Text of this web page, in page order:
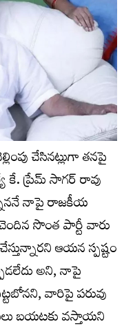
చేసినట్లుగా తనపై
కే. ప్రేమ్ సాగర్ రావు
నాపై రాజకీయ
చెందిన సొంత పార్టీ వారు
ఆయన స్పష్టం
అని, నాపై
వారిపై పరువు
బయటకు వస్తాయని